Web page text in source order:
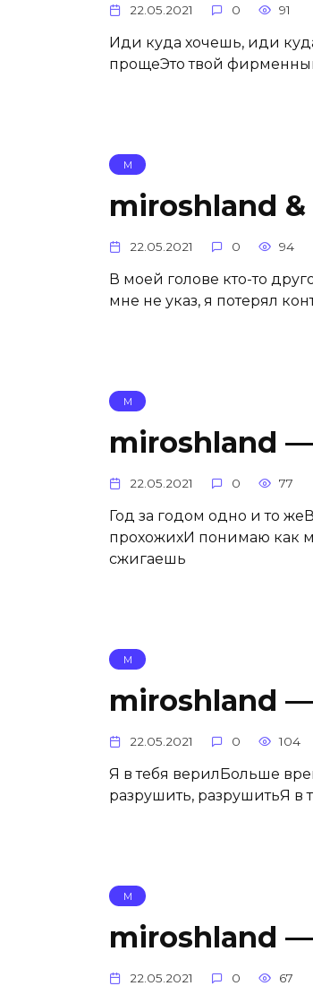
22.05.2021 0 91
Иди куда хочешь, иди
прощеЭто твой
М
miroshland
22.05.2021 0 94
В моей голове кто-то
мне не указ, я потерял
М
miroshland
22.05.2021 0 77
Год за годом одно и то
прохожихИ понимаю как
сжигаешь
М
miroshland —
22.05.2021 0 104
Я в тебя верилБольше
разрушить, разрушитьЯ в
М
miroshland
22.05.2021 0 67